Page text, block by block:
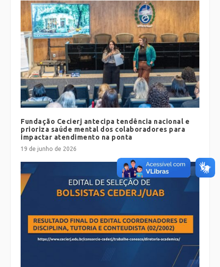
Fundação Cecierj antecipa tendência nacional e
prioriza saúde mental dos colaboradores para
impactar atendimento na ponta
19 de junho de 2026